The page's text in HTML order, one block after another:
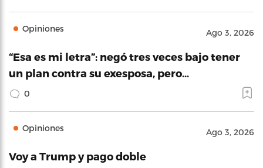
Opiniones Ago 3, 2026
“Esa es mi letra”: negó tres veces bajo tener
un plan contra su exesposa, pero…
0
Opiniones Ago 3, 2026
Voy a Trump y pago doble